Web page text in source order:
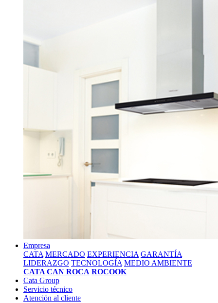
Empresa
CATA MERCADO EXPERIENCIA GARANTÍA
LIDERAZGO TECNOLOGÍA MEDIO AMBIENTE
CATA CAN ROCA ROCOOK
Cata Group
Servicio técnico
Atención al cliente